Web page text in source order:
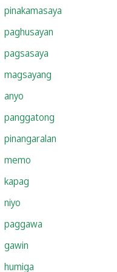
pinakamasaya
paghusayan
pagsasaya
magsayang
anyo
panggatong
pinangaralan
memo
kapag
niyo
paggawa
gawin
humiga